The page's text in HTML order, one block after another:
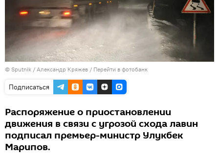
© Sputnik / Александр Кряжев / Перейти в фотобанк
Подписаться
Распоряжение о приостановлении
движения в связи с угрозой схода лавин
подписал премьер-министр Улукбек
Марипов.